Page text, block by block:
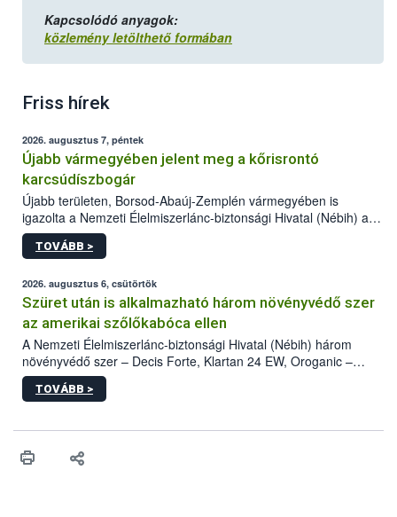
Kapcsolódó anyagok:
közlemény letölthető formában
Friss hírek
2026. augusztus 7, péntek
Újabb vármegyében jelent meg a kőrisrontó
karcsúdíszbogár
Újabb területen, Borsod-Abaúj-Zemplén vármegyében is
igazolta a Nemzeti Élelmiszerlánc-biztonsági Hivatal (Nébih) a
kőrisrontó karcsúdíszbogár (Agrilus planipennis) jelenlétét. A
kártevőt nem csak színcsapdában találták meg, de már fertőzött
az intenzív felderítést, emellett az intézkedéseket a szlovák
hatósággal is összehangolják a terjedés megállítása érdekében.
TOVÁBB >
2026. augusztus 6, csütörtök
Szüret után is alkalmazható három növényvédő szer
az amerikai szőlőkabóca ellen
A Nemzeti Élelmiszerlánc-biztonsági Hivatal (Nébih) három
növényvédő szer – Decis Forte, Klartan 24 EW, Oroganic –
engedélyokiratát módosította, így azok a szüretet követően,
egészen a vesszőérettség (BBCH 91) stádiumáig
érésű szőlőkben is legyen lehetőség a károsító elleni további
felhasználók számára is elérhető és ökológiai termesztésben is
TOVÁBB >